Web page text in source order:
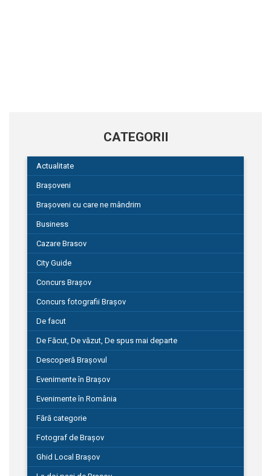
CATEGORII
Actualitate
Brașoveni
Brașoveni cu care ne mândrim
Business
Cazare Brasov
City Guide
Concurs Brașov
Concurs fotografii Brașov
De facut
De Făcut, De văzut, De spus mai departe
Descoperă Brașovul
Evenimente în Brașov
Evenimente în România
Fără categorie
Fotograf de Brașov
Ghid Local Brașov